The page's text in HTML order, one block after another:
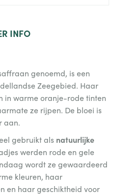
INFO
genoemd, is een
Zeegebied. Haar
in warme oranje-rode tinten
ze rijpen. De bloei is
aan.
gebruikt als natuurlijke
werden rode en gele
wordt ze gewaardeerd
kleuren, haar
en haar geschiktheid voor